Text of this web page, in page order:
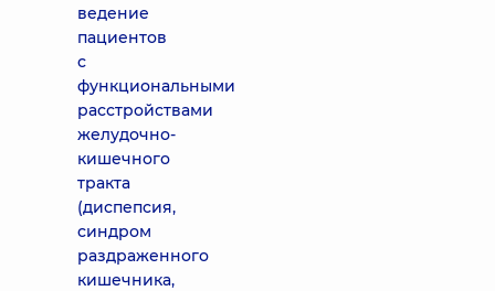
ведение
пациентов
с
функциональными
расстройствами
желудочно-
кишечного
тракта
(диспепсия,
синдром
раздраженного
кишечника,